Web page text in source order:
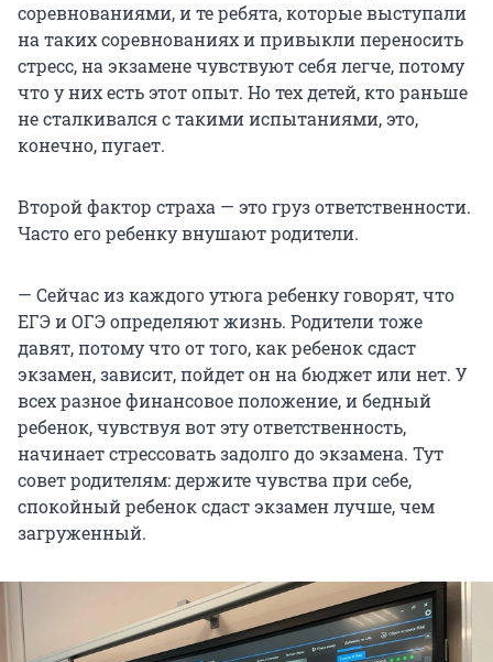
соревнованиями, и те ребята, которые выступали
на таких соревнованиях и привыкли переносить
стресс, на экзамене чувствуют себя легче, потому
что у них есть этот опыт. Но тех детей, кто раньше
не сталкивался с такими испытаниями, это,
конечно, пугает.
Второй фактор страха — это груз ответственности.
Часто его ребенку внушают родители.
— Сейчас из каждого утюга ребенку говорят, что
ЕГЭ и ОГЭ определяют жизнь. Родители тоже
давят, потому что от того, как ребенок сдаст
экзамен, зависит, пойдет он на бюджет или нет. У
всех разное финансовое положение, и бедный
ребенок, чувствуя вот эту ответственность,
начинает стрессовать задолго до экзамена. Тут
совет родителям: держите чувства при себе,
спокойный ребенок сдаст экзамен лучше, чем
загруженный.